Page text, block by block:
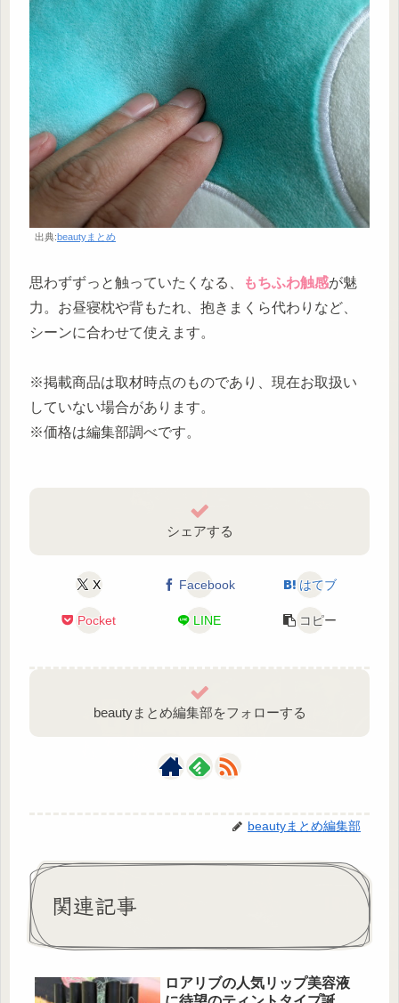
出典:beautyまとめ
思わずずっと触っていたくなる、 もちふわ触感が魅
力。お昼寝枕や背もたれ、抱きまくら代わりなど、
シーンに合わせて使えます。
※掲載商品は取材時点のものであり、現在お取扱い
していない場合があります。
※価格は編集部調べです。
シェアする
X Facebook はてブ
Pocket LINE コピー
beautyまとめ編集部をフォローする
beautyまとめ編集部
関連記事
ロアリブの人気リップ美容液